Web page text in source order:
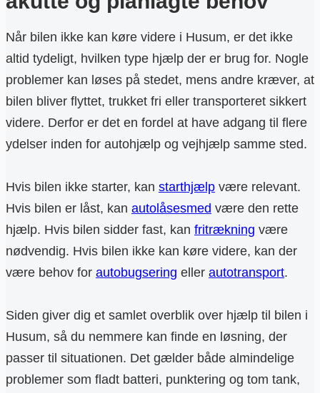
Når bilen ikke kan køre videre i Husum, er det ikke
altid tydeligt, hvilken type hjælp der er brug for. Nogle
problemer kan løses på stedet, mens andre kræver, at
bilen bliver flyttet, trukket fri eller transporteret sikkert
videre. Derfor er det en fordel at have adgang til flere
ydelser inden for autohjælp og vejhjælp samme sted.
Hvis bilen ikke starter, kan starthjælp være relevant.
Hvis bilen er låst, kan autolåsesmed være den rette
hjælp. Hvis bilen sidder fast, kan fritrækning være
nødvendig. Hvis bilen ikke kan køre videre, kan der
være behov for autobugsering eller autotransport.
Siden giver dig et samlet overblik over hjælp til bilen i
Husum, så du nemmere kan finde en løsning, der
passer til situationen. Det gælder både almindelige
problemer som fladt batteri, punktering og tom tank,